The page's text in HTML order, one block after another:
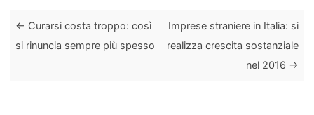
← Curarsi costa troppo: così
si rinuncia sempre più spesso
Imprese straniere in Italia: si
realizza crescita sostanziale
nel 2016 →